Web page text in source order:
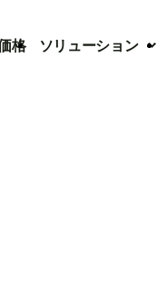
格 ソリューション